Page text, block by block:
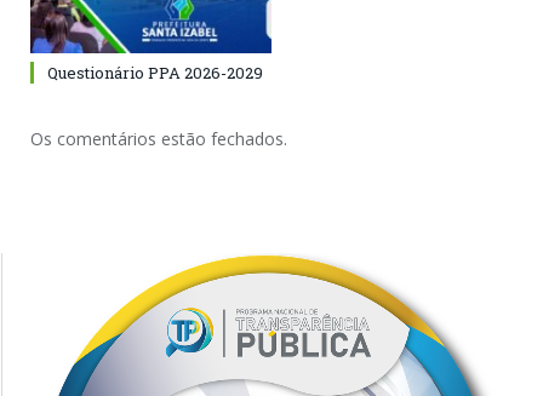
Questionário PPA 2026-2029
Os comentários estão fechados.